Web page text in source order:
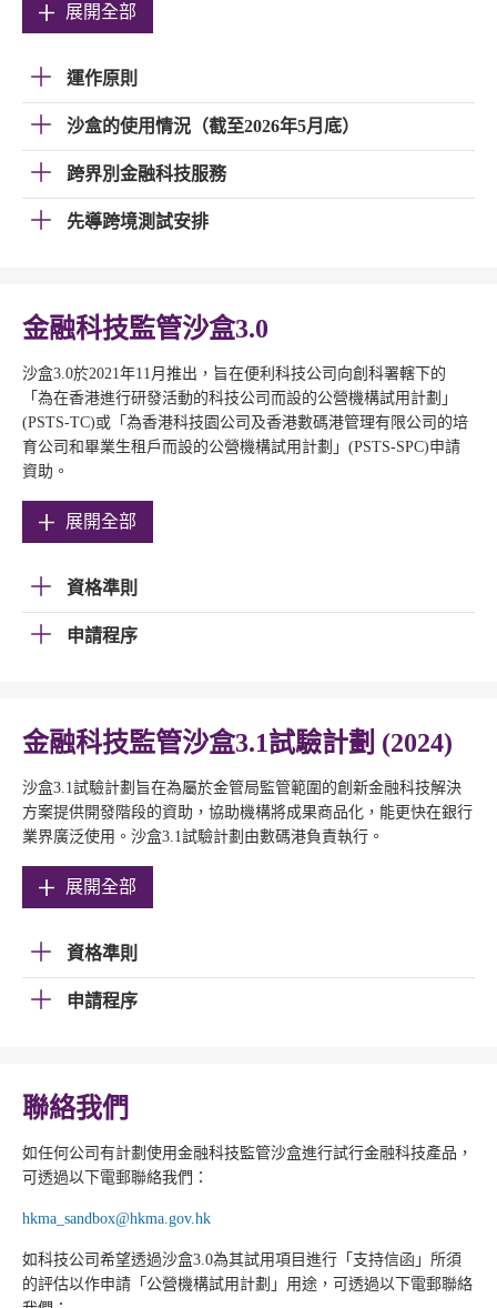
展開全部
運作原則
沙盒的使用情況（截至2026年5月底）
跨界別金融科技服務
先導跨境測試安排
金融科技監管沙盒3.0
沙盒3.0於2021年11月推出，旨在便利科技公司向創科署轄下的
「為在香港進行研發活動的科技公司而設的公營機構試用計劃」
(PSTS-TC)或「為香港科技園公司及香港數碼港管理有限公司的培
育公司和畢業生租戶而設的公營機構試用計劃」(PSTS-SPC)申請
資助。
展開全部
資格準則
申請程序
金融科技監管沙盒3.1試驗計劃 (2024)
沙盒3.1試驗計劃旨在為屬於金管局監管範圍的創新金融科技解決
方案提供開發階段的資助，協助機構將成果商品化，能更快在銀行
業界廣泛使用。沙盒3.1試驗計劃由數碼港負責執行。
展開全部
資格準則
申請程序
聯絡我們
如任何公司有計劃使用金融科技監管沙盒進行試行金融科技產品，
可透過以下電郵聯絡我們：
hkma_sandbox@hkma.gov.hk
如科技公司希望透過沙盒3.0為其試用項目進行「支持信函」所須
的評估以作申請「公營機構試用計劃」用途，可透過以下電郵聯絡